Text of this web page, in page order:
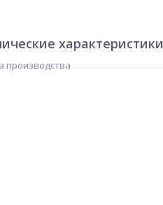
характеристики
производства